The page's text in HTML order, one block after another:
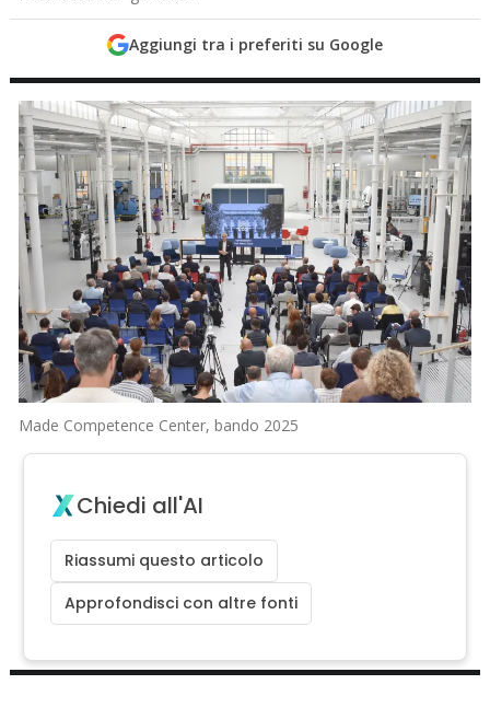
Aggiungi tra i preferiti su Google
Made Competence Center, bando 2025
Chiedi all'AI
Riassumi questo articolo
Approfondisci con altre fonti